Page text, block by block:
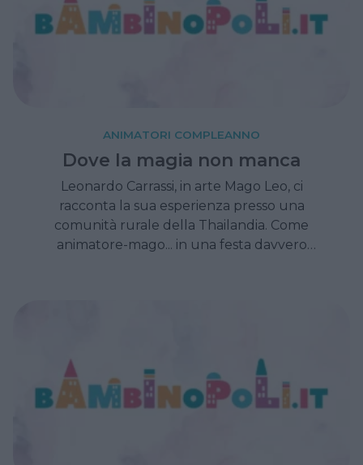
ANIMATORI COMPLEANNO
Dove la magia non manca
Leonardo Carrassi, in arte Mago Leo, ci
racconta la sua esperienza presso una
comunità rurale della Thailandia. Come
animatore-mago... in una festa davvero